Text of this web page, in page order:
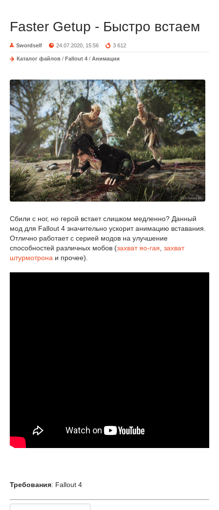
Faster Getup - Быстро встаем
Swordself 24.07.2020, 15:56 3 612
Каталог файлов / Fallout 4 / Анимации
Сбили с ног, но герой встает слишком медленно? Данный
мод для Fallout 4 значительно ускорит анимацию вставания.
Отлично работает с серией модов на улучшение
способностей различных мобов (захват яо-гая захват
штурмотрона и прочее).
Требования: Fallout 4